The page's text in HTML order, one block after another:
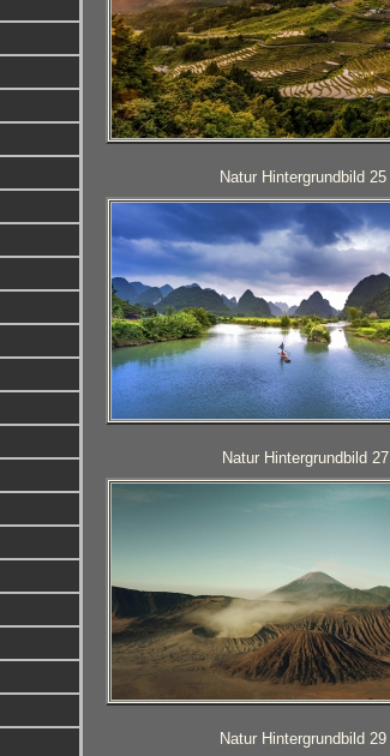
Natur Hintergrundbild 25
Natur Hintergrundbild 27
Natur Hintergrundbild 29